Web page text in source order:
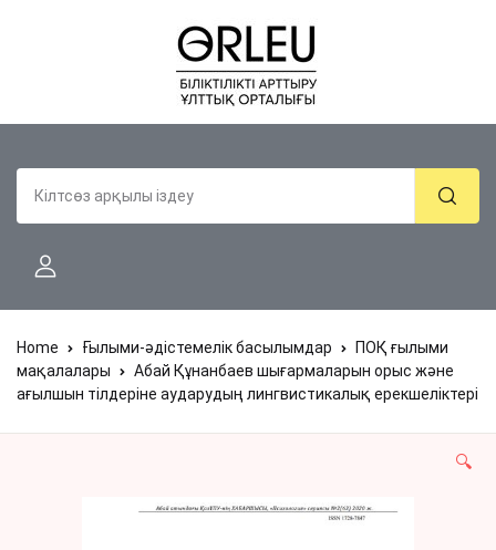
Home Ғылыми-әдістемелік басылымдар
ПОҚ ғылыми
мақалалары
Абай Құнанбаев шығармаларын орыс және
ағылшын тілдеріне аударудың лингвистикалық ерекшеліктері
🔍